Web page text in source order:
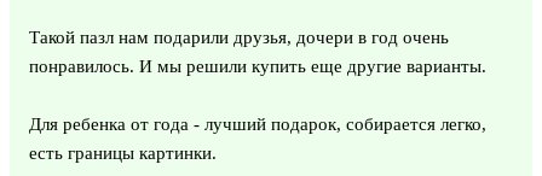
Такой пазл нам подарили друзья, дочери в год очень
понравилось. И мы решили купить еще другие варианты.
Для ребенка от года - лучший подарок, собирается легко,
есть границы картинки.